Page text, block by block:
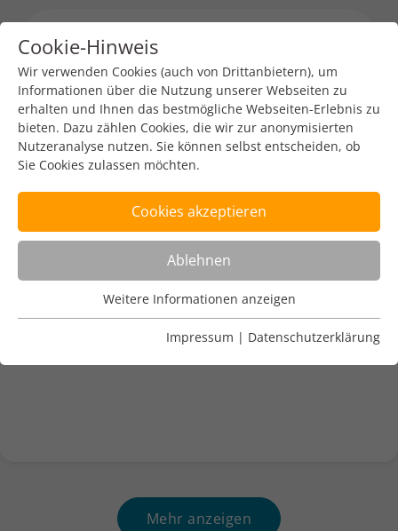
Internet Governance / Public Policy Manager DENIC
eG
Mehr anzeigen
Cookie-Hinweis
Wir verwenden Cookies (auch von Drittanbietern), um
Informationen über die Nutzung unserer Webseiten zu
erhalten und Ihnen das bestmögliche Webseiten-Erlebnis zu
bieten. Dazu zählen Cookies, die wir zur anonymisierten
Nutzeranalyse nutzen. Sie können selbst entscheiden, ob
Sie Cookies zulassen möchten.
Cookies akzeptieren
Ablehnen
Nutzungsanalyse
Cookies zur Nutzungsanalyse ermöglichen es uns zu
Zur Speicherung der
Attributionsinformationen, des
Weitere Informationen anzeigen
Impressum | Datenschutzerklärung